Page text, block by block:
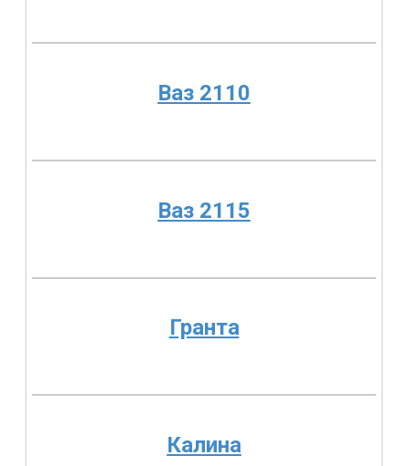
Ваз 2110
Ваз 2115
Гранта
Калина